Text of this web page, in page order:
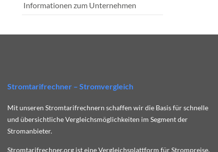
Informationen zum Unternehmen
Stromtarifrechner – Stromvergleich
Mit unseren Stromtarifrechnern schaffen wir die Basis für schnelle
und übersichtliche Vergleichsmöglichkeiten im Segment der
Stromanbieter.
Stromtarifrechner.org ist eine Vergleichsplattform für Strompreise.